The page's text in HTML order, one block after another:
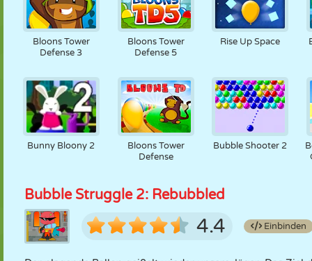
Bloons Tower
Defense 3
Bloons Tower
Defense 5
Rise Up Space
Bunny Bloony 2
Bloons Tower
Defense
Bubble Shooter 2
Bubble Struggle 2: Rebubbled
4.4 Einbinden